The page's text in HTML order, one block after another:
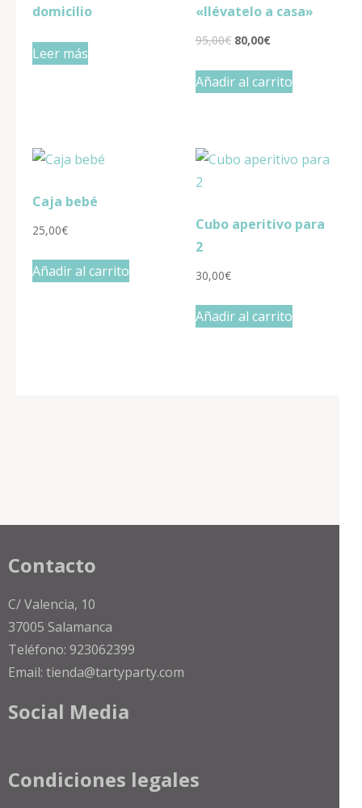
domicilio
Leer más
«llévatelo a casa»
95,00€ El
original
80,00€El
actual
Añadir al carrito
Caja bebé
25,00€
Añadir al carrito
Cubo aperitivo para
2
30,00€
Añadir al carrito
Contacto
C/ Valencia, 10
37005 Salamanca
Teléfono: 923062399
Email: tienda@tartyparty.com
Social Media
Condiciones legales